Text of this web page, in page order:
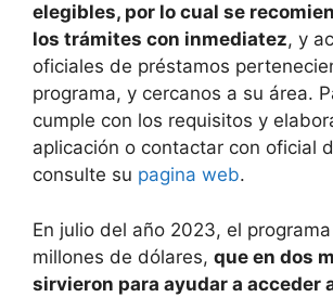
elegibles, por lo cual se
los trámites con inmediatez, y
oficiales de préstamos
programa, y cercanos a su área.
cumple con los requisitos y
aplicación o contactar con oficial
consulte su pagina web.
En julio del año 2023, el
millones de dólares, que en dos
sirvieron para ayudar a acceder